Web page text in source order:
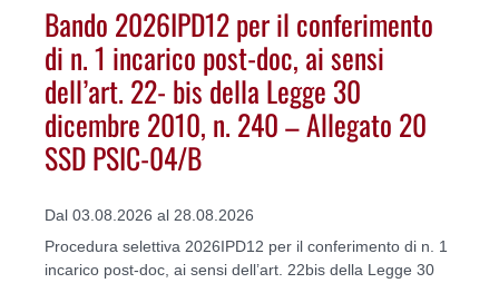
Bando 2026IPD12 per il conferimento
di n. 1 incarico post-doc, ai sensi
dell’art. 22- bis della Legge 30
dicembre 2010, n. 240 – Allegato 20
SSD PSIC-04/B
Dal 03.08.2026 al 28.08.2026
Procedura selettiva 2026IPD12 per il conferimento di n. 1
incarico post-doc, ai sensi dell’art. 22bis della Legge 30